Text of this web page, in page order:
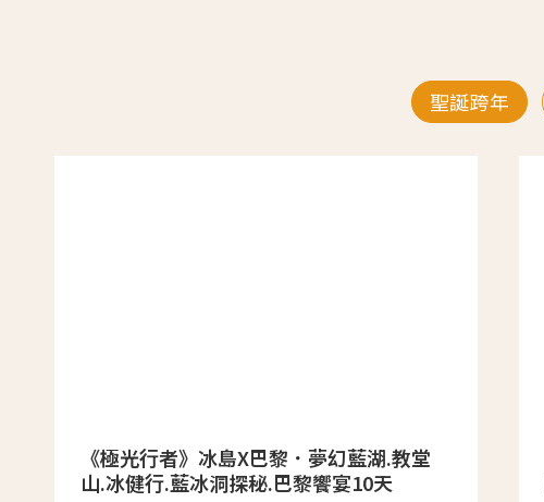
聖誕跨年
《極光行者》冰島X巴黎．夢幻藍湖.教堂
山.冰健行.藍冰洞探秘.巴黎饗宴10天